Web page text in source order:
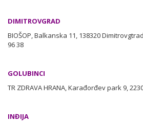
DIMITROVGRAD
BIOŠOP, Balkanska 11, 138320
96 38
GOLUBINCI
TR ZDRAVA HRANA, Karađorđev park 9,
INĐIJA